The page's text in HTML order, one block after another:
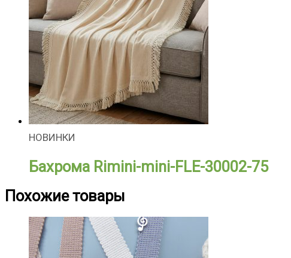
НОВИНКИ
Бахрома Rimini-mini-FLE-30002-75
Похожие товары